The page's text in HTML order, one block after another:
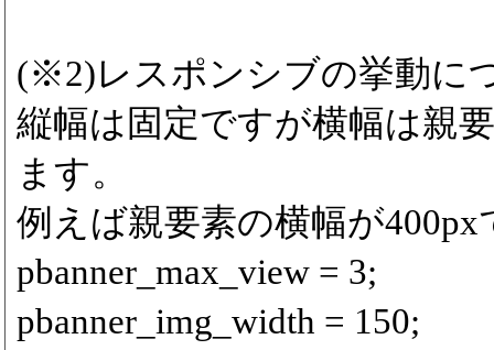
(※2)レスポンシブの挙動に
縦幅は固定ですが横幅は親
ます。
例えば親要素の横幅が
pbanner_max_view = 3;
pbanner_img_width = 150;